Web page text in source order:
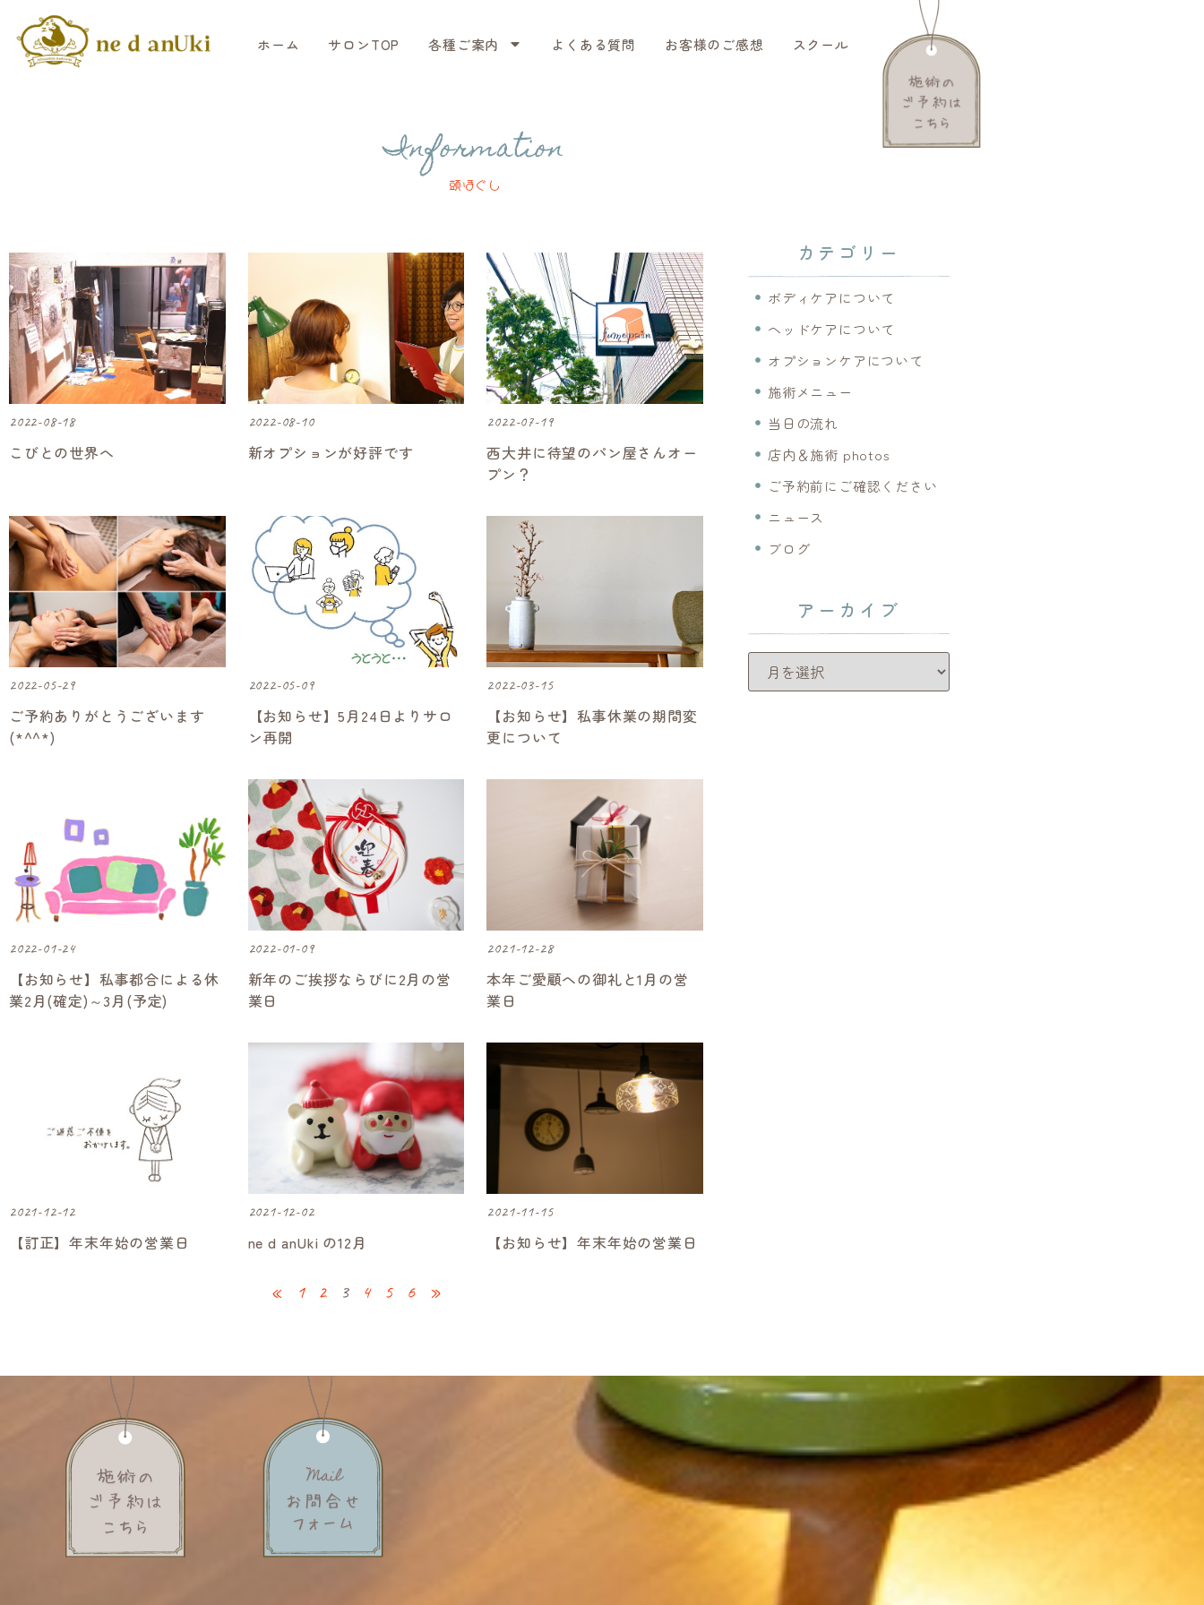
ホーム サロンTOP 各種ご案内 よくある質問 お客様のご感想 スクール
Information
頭ほぐし
2022-08-18
こびとの世界へ
2022-08-10
新オプションが好評です
2022-07-19
西大井に待望のパン屋さんオー
プン？
2022-05-29
ご予約ありがとうございます
(*^^*)
2022-05-09
【お知らせ】5月24日よりサロ
ン再開
2022-03-15
【お知らせ】私事休業の期間変
更について
2022-01-24
【お知らせ】私事都合による休
業2月(確定)～3月(予定)
2022-01-09
新年のご挨拶ならびに2月の営
業日
2021-12-28
本年ご愛顧への御礼と1月の営
業日
2021-12-12
【訂正】年末年始の営業日
2021-12-02
ne d anUki の12月
2021-11-15
【お知らせ】年末年始の営業日
« 1 2 3 4 5 6 »
カテゴリー
ボディケアについて
ヘッドケアについて
オプションケアについて
施術メニュー
当日の流れ
店内＆施術 photos
ご予約前にご確認ください
ニュース
ブログ
アーカイブ